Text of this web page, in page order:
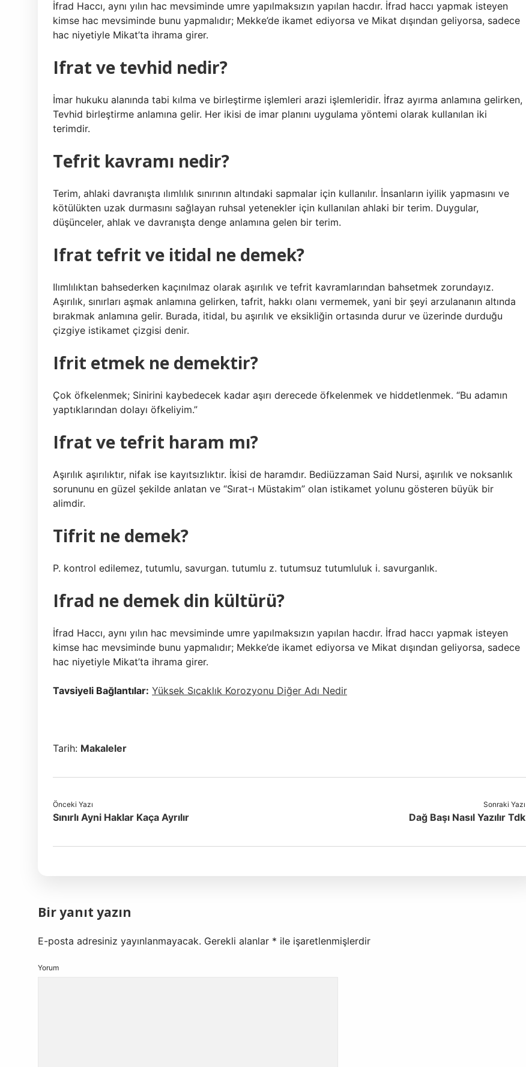
İfrad Haccı, aynı yılın hac mevsiminde umre yapılmaksızın yapılan hacdır. İfrad haccı yapmak isteyen
kimse hac mevsiminde bunu yapmalıdır; Mekke’de ikamet ediyorsa ve Mikat dışından geliyorsa, sadece
hac niyetiyle Mikat’ta ihrama girer.
Ifrat ve tevhid nedir?
İmar hukuku alanında tabi kılma ve birleştirme işlemleri arazi işlemleridir. İfraz ayırma anlamına gelirken,
Tevhid birleştirme anlamına gelir. Her ikisi de imar planını uygulama yöntemi olarak kullanılan iki
terimdir.
Tefrit kavramı nedir?
Terim, ahlaki davranışta ılımlılık sınırının altındaki sapmalar için kullanılır. İnsanların iyilik yapmasını ve
kötülükten uzak durmasını sağlayan ruhsal yetenekler için kullanılan ahlaki bir terim. Duygular,
düşünceler, ahlak ve davranışta denge anlamına gelen bir terim.
Ifrat tefrit ve itidal ne demek?
Ilımlılıktan bahsederken kaçınılmaz olarak aşırılık ve tefrit kavramlarından bahsetmek zorundayız.
Aşırılık, sınırları aşmak anlamına gelirken, tafrit, hakkı olanı vermemek, yani bir şeyi arzulananın altında
bırakmak anlamına gelir. Burada, itidal, bu aşırılık ve eksikliğin ortasında durur ve üzerinde durduğu
çizgiye istikamet çizgisi denir.
Ifrit etmek ne demektir?
Çok öfkelenmek; Sinirini kaybedecek kadar aşırı derecede öfkelenmek ve hiddetlenmek. “Bu adamın
yaptıklarından dolayı öfkeliyim.”
Ifrat ve tefrit haram mı?
Aşırılık aşırılıktır, nifak ise kayıtsızlıktır. İkisi de haramdır. Bediüzzaman Said Nursi, aşırılık ve noksanlık
sorununu en güzel şekilde anlatan ve “Sırat-ı Müstakim” olan istikamet yolunu gösteren büyük bir
alimdir.
Tifrit ne demek?
P. kontrol edilemez, tutumlu, savurgan. tutumlu z. tutumsuz tutumluluk i. savurganlık.
Ifrad ne demek din kültürü?
İfrad Haccı, aynı yılın hac mevsiminde umre yapılmaksızın yapılan hacdır. İfrad haccı yapmak isteyen
kimse hac mevsiminde bunu yapmalıdır; Mekke’de ikamet ediyorsa ve Mikat dışından geliyorsa, sadece
hac niyetiyle Mikat’ta ihrama girer.
Tavsiyeli Bağlantılar: Yüksek Sıcaklık Korozyonu Diğer Adı Nedir
Tarih: Makaleler
Önceki Yazı
Sınırlı Ayni Haklar Kaça Ayrılır
Sonraki Yazı
Dağ Başı Nasıl Yazılır Tdk
Bir yanıt yazın
E-posta adresiniz yayınlanmayacak. Gerekli alanlar * ile işaretlenmişlerdir
Yorum